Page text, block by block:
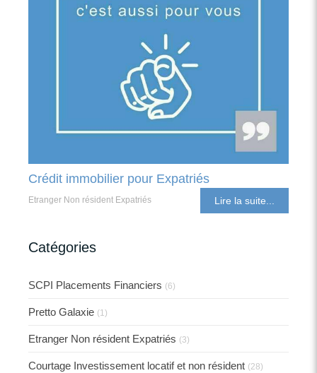
Crédit immobilier pour Expatriés
Etranger Non résident Expatriés Lire la suite...
Catégories
SCPI Placements Financiers (6)
Pretto Galaxie (1)
Etranger Non résident Expatriés (3)
Courtage Investissement locatif et non résident (28)